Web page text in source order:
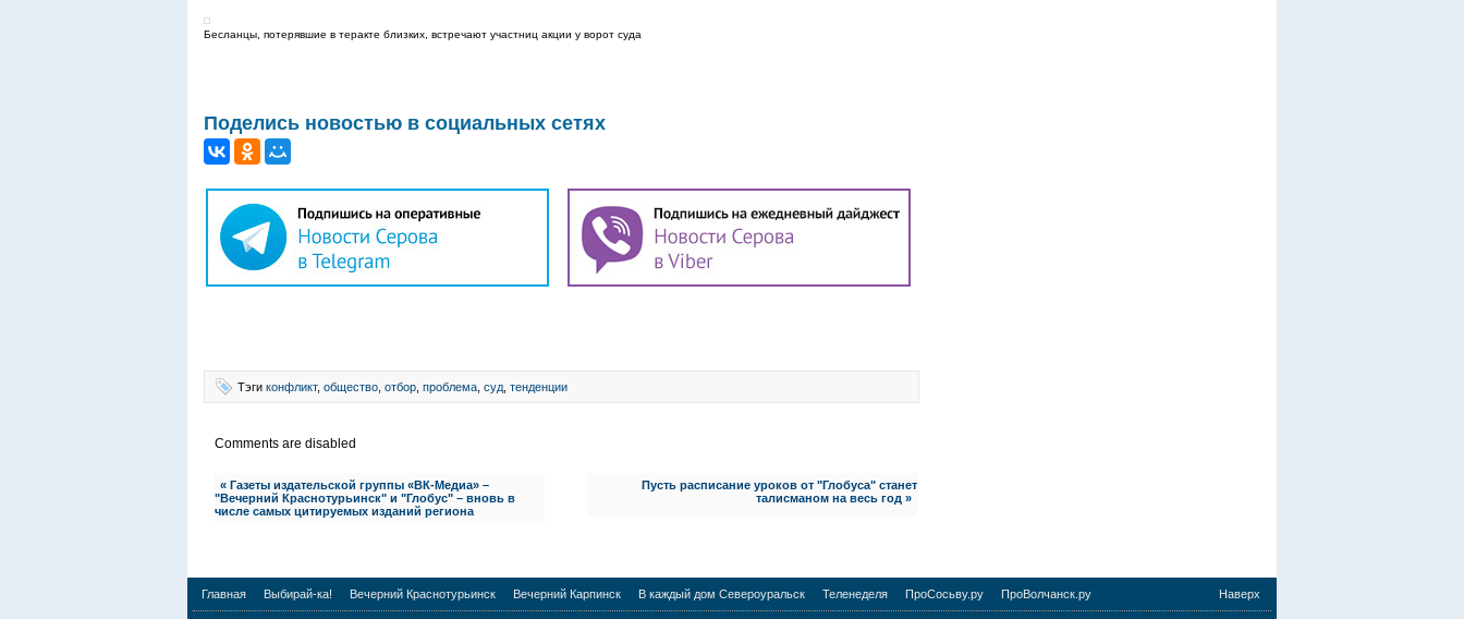
Бесланцы, потерявшие в теракте близких, встречают участниц акции у ворот суда
Поделись новостью в социальных сетях
Тэги конфликт, общество отбор проблема суд тенденции
Comments are disabled
« Газеты издательской группы «ВК-Медиа» –
"Вечерний Краснотурьинск" и "Глобус" – вновь в
числе самых цитируемых изданий региона
Пусть расписание уроков от "Глобуса" станет
талисманом на весь год »
Главная Выбирай-ка! Вечерний Краснотурьинск Вечерний Карпинск В каждый дом Североуральск Теленеделя ПроСосьву.ру ПроВолчанск.ру Наверх